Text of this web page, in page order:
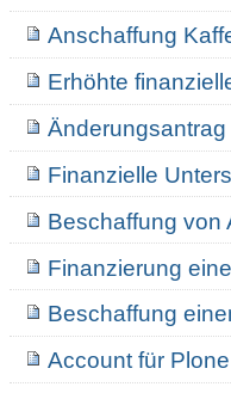
Anschaffung
Erhöhte
Finanzielle
Beschaffung von
Finanzierung
Beschaffung
Account für